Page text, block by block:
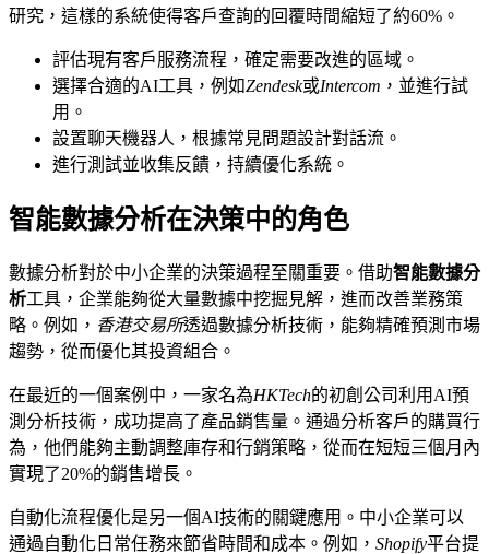
研究，這樣的系統使得客戶查詢的回覆時間縮短了約60%。
評估現有客戶服務流程，確定需要改進的區域。
選擇合適的AI工具，例如Zendesk或Intercom ，並進行試
用。
設置聊天機器人，根據常見問題設計對話流。
進行測試並收集反饋，持續優化系統。
智能數據分析在決策中的角色
數據分析對於中小企業的決策過程至關重要。借助智能數據分
析工具，企業能夠從大量數據中挖掘見解，進而改善業務策
略。例如， 香港交易所透過數據分析技術，能夠精確預測市場
趨勢，從而優化其投資組合。
在最近的一個案例中，一家名為HKTech的初創公司利用AI預
測分析技術，成功提高了產品銷售量。通過分析客戶的購買行
為，他們能夠主動調整庫存和行銷策略，從而在短短三個月內
實現了20%的銷售增長。
自動化流程優化是另一個AI技術的關鍵應用。中小企業可以
通過自動化日常任務來節省時間和成本。例如， Shopify平台提